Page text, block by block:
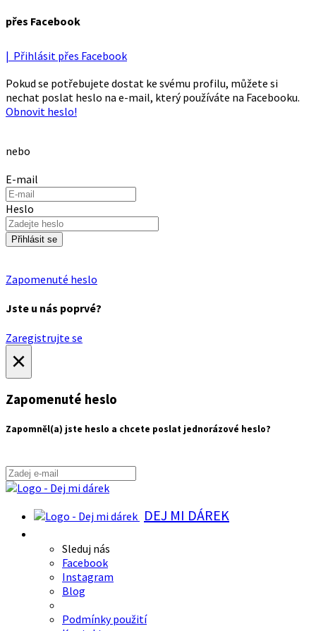
přes Facebook
| Přihlásit přes Facebook
Pokud se potřebujete dostat ke svému profilu, můžete si
nechat poslat heslo na e-mail, který používáte na Facebooku.
Obnovit heslo!
nebo
E-mail
Heslo
Přihlásit se
Zapomenuté heslo
Jste u nás poprvé?
Zaregistrujte se
×
Zapomenuté heslo
Zapomněl(a) jste heslo a chcete poslat jednorázové heslo?
DEJ MI DÁREK
Sleduj nás
Facebook
Instagram
Blog
Podmínky použití